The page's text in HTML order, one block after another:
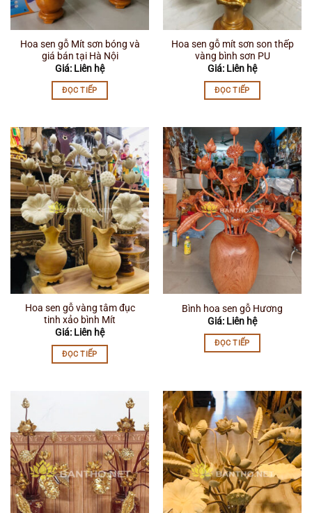
Hoa sen gỗ Mít sơn bóng và
giá bán tại Hà Nội
Giá: Liên hệ
ĐỌC TIẾP
Hoa sen gỗ mít sơn son thếp
vàng bình sơn PU
Giá: Liên hệ
ĐỌC TIẾP
Hoa sen gỗ vàng tâm đục
tinh xảo bình Mít
Giá: Liên hệ
ĐỌC TIẾP
Bình hoa sen gỗ Hương
Giá: Liên hệ
ĐỌC TIẾP